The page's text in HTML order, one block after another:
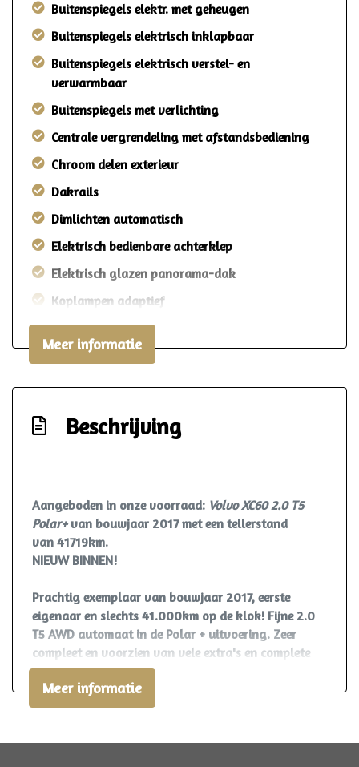
Buitenspiegels elektr. met geheugen
Buitenspiegels elektrisch inklapbaar
Buitenspiegels elektrisch verstel- en
verwarmbaar
Buitenspiegels met verlichting
Centrale vergrendeling met afstandsbediening
Chroom delen exterieur
Dakrails
Dimlichten automatisch
Elektrisch bedienbare achterklep
Elektrisch glazen panorama-dak
Koplampen adaptief
Koplampreiniging
Led dagrijverlichting
Park distance control
Ruitensproeiers/wisserbladen verwarmbaar
Trekhaak met afneembare kogel
Overige
100% onderhouden auto
Achteropkomend verkeer waarschuwing
Achteruitrij assistent
Afdaal assistent
Meer informatie
Beschrijving
Aangeboden in onze voorraad: Volvo XC60 2.0 T5
Polar+van bouwjaar 2017 met een tellerstand
van 41719km.
NIEUW BINNEN!
Prachtig exemplaar van bouwjaar 2017, eerste
eigenaar en slechts 41.000km op de klok! Fijne 2.0
T5 AWD automaat in de Polar + uitvoering. Zeer
compleet en voorzien van vele extra's en complete
onderhoudshistorie!
Volledige beschrijving volgt.
Meer informatie